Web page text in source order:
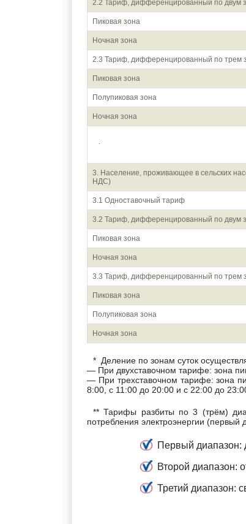
2.2 Тариф, дифференцированный по двум
Пиковая зона
Ночная зона
2.3 Тариф, дифференцированный по трем
Пиковая зона
Полупиковая зона
Ночная зона
.
3. Население, проживающее в сельских
НДС)
3.1 Одноставочный тариф
3.2 Тариф, дифференцированный по двум
Пиковая зона
Ночная зона
3.3 Тариф, дифференцированный по трем
Пиковая зона
Полупиковая зона
Ночная зона
* Деление по зонам суток
— При двухставочном тарифе: зона
— При трехставочном тарифе: зона
8:00, с 11:00 до 20:00 и с 22:00 до
** Тарифы разбиты по 3 (трём)
потребления электроэнергии (первый
Первый диапазон:
Второй диапазон:
Третий диапазон: